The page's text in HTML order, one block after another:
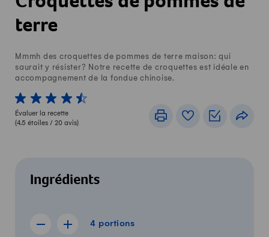
terre
Mmmh des croquettes de pommes de terre maison: qui
saurait y résister? Notre recette de croquettes est idéale en
accompagnement de la fondue chinoise.
1 von 5 étoiles
2 von 5 étoiles
3 von 5 étoiles
4 von 5 étoiles
5 von 5 étoiles
Évaluer la recette
(4.5 étoiles / 20 avis)
ImprimerLivre de recettes
Listes de
Ingrédients
4 portions
Afficher la recette de 3 portions
Afficher la recette de 5 portions
4 portions